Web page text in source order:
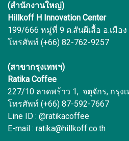
(สำนักงานใหญ่)
Hillkoff H Innovation Center
199/666 หมู่ที่ 9 ต.สันผีเสื้อ อ.เมือง
โทรศัพท์ (+66) 82-762-9257
(สาขากรุงเทพฯ)
Ratika Coffee
227/10 ลาดพร้าว 1, จตุจักร, กรุง
โทรศัพท์ (+66) 87-592-7667
Line ID : @ratikacoffee
E-mail : ratika@hillkoff.co.th